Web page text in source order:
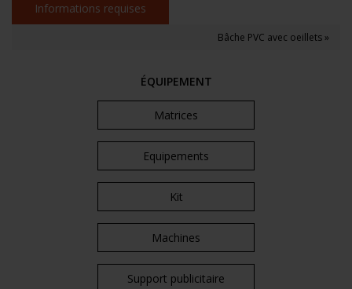
ÉQUIPEMENT
Matrices
Equipements
Kit
Machines
Support publicitaire
Informations requises
Bâche PVC avec oeillets »